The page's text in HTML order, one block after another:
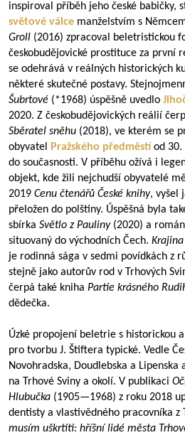
inspiroval příběh jeho české babičky,
světové válce manželstvím s
Groll (2016) zpracoval beletristickou
českobudějovické prostituce za první
se odehrává v reálných historických
některé skutečné postavy.
Šubrtové (*1968) úspěšně uvedlo
2020. Z českobudějovických reálií
Sběratel sněhu (2018), ve kterém se
obyvatel
Pražského předměstí od
do současnosti. V příběhu ožívá i
objekt, kde žili nejchudší obyvatelé
2019 Cenu čtenářů České knihy, vyšel
přeložen do polštiny. Úspěšná byla
sbírka Světlo z Pauliny(2020) a román
situovaný do východních Čech.
je rodinná sága v sedmi povídkách z
stejně jako autorův rod v Trhových
čerpá také kniha Partie krásného
dědečka.
Úzké propojení beletrie s historickou
pro tvorbu J. Štiftera typické. Vedle
Novohradska, Doudlebska a Lipenska
na Trhové Sviny a okolí. V publikaci
Hlubučka (1905—1968) z roku 2018
dentisty a vlastivědného pracovníka z
musím uškrtiti: hříšní lidé města